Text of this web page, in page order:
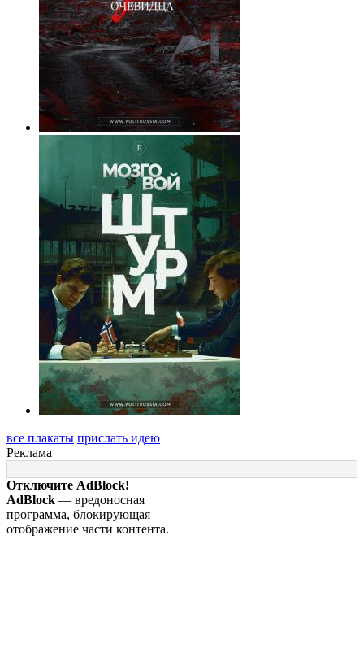
все плакаты прислать идею
Реклама
Отключите AdBlock!
AdBlock — вредоносная
программа, блокирующая
отображение части контента.